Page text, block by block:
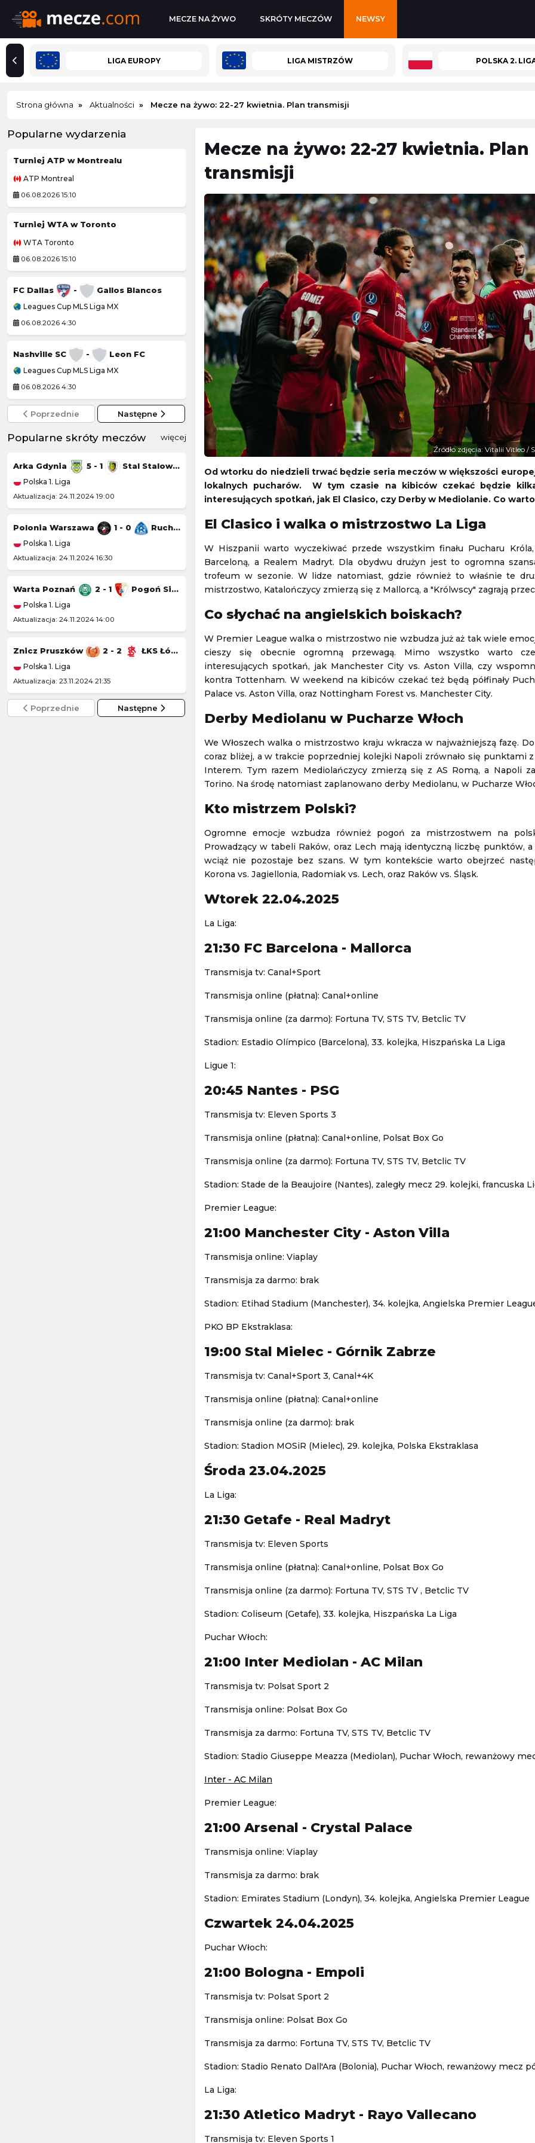
MECZE NA ŻYWO SKRÓTY MECZÓW NEWSY
LIGA EUROPY LIGA MISTRZÓW POLSKA 2.
Strona główna Aktualności Mecze na żywo: 22-27 kwietnia. Plan transmisji
Popularne wydarzenia
Turniej ATP w Montrealu
ATP Montreal
06.08.2026 15:10
Turniej WTA w Toronto
WTA Toronto
06.08.2026 15:10
FC Dallas - Gallos Blancos
Leagues Cup MLS Liga MX
06.08.2026 4:30
Nashville SC - Leon FC
Leagues Cup MLS Liga MX
06.08.2026 4:30
Leagues Cup MLS Liga MX
06.08.2026 6:00
Los Angeles FC - Chivas Guadalajara
Leagues Cup MLS Liga MX
06.08.2026 6:30
Grand Prix PLS
Liga Siatkówki Kobiet
06.08.2026 20:00
Turniej ATP Challenger w Grodzisku Mazowieckim
Challenger Grodzisk Mazowiecki
06.08.2026 23:00
06.08.2026 23:00
Turniej ATP Challenger w Hagen
Challenger Hagen
07.08.2026 0:00
Tour de Pologne
Kolarstwo
06.08.2026 19:50
Tour de France (kobiety)
Kolarstwo
06.08.2026 21:45
Poprzednie Następne
Popularne skróty meczów więcej
Arka Gdynia 5 - 1 Stal Stalowa Wola
Polska 1. Liga
Aktualizacja: 24.11.2024 19:00
Polonia Warszawa 1 - 0 Ruch Chorzów
Polska 1. Liga
Aktualizacja: 24.11.2024 16:30
Warta Poznań 2 - 1 Pogoń Siedlce
Polska 1. Liga
Aktualizacja: 24.11.2024 14:00
Znicz Pruszków 2 - 2 ŁKS Łódź
Polska 1. Liga
Aktualizacja: 23.11.2024 21:35
2 - 2
Polska 1. Liga
Aktualizacja: 23.11.2024 19:30
Chrobry Głogów 1 - 1 Odra Opole
Polska 1. Liga
Aktualizacja: 23.11.2024 16:30
Wisła Kraków 1 - 1 Stal Rzeszów
Aktualizacja: 22.11.2024 22:30
Kotwica Kołobrzeg 0 - 5 Bruk-Bet Termalica Nieciecza
Polska 1. Liga
Aktualizacja: 22.11.2024 20:00
Górnik Zabrze 1 - 0 Piast Gliwice
Polska Ekstraklasa
Aktualizacja: 24.11.2024 19:30
Radomiak Radom 1 - 2
Polska Ekstraklasa
Aktualizacja: 24.11.2024 14:15
Raków Częstochowa 1 - 1 Korona Kielce
Aktualizacja: 24.11.2024 16:45
Legia Warszawa 3 - 2 Cracovia
Polska Ekstraklasa
Aktualizacja: 23.11.2024 22:15
Poprzednie Następne
Mecze na żywo: 22-27 kwietnia. Plan
transmisji
Źródło zdjęcia: Vitalii Vitleo /
Od wtorku do niedzieli trwać będzie seria meczów w większości
lokalnych pucharów. W tym czasie na kibiców czekać będzie
interesujących spotkań, jak El Clasico, czy Derby w Mediolanie. Co
El Clasico i walka o mistrzostwo La Liga
W Hiszpanii warto wyczekiwać przede wszystkim finału Pucharu
Barceloną, a Realem Madryt. Dla obydwu drużyn jest to ogromna
trofeum w sezonie. W lidze natomiast, gdzie również to właśnie te
mistrzostwo, Katalończycy zmierzą się z Mallorcą, a "Królwscy" zagrają
Co słychać na angielskich boiskach?
W Premier League walka o mistrzostwo nie wzbudza już aż tak wiele
cieszy się obecnie ogromną przewagą. Mimo wszystko warto
interesujących spotkań, jak Manchester City vs. Aston Villa, czy
kontra Tottenham. W weekend na kibiców czekać też będą półfinały
Palace vs. Aston Villa, oraz Nottingham Forest vs. Manchester City.
Derby Mediolanu w Pucharze Włoch
We Włoszech walka o mistrzostwo kraju wkracza w najważniejszą fazę.
coraz bliżej, a w trakcie poprzedniej kolejki Napoli zrównało się punktami
Interem. Tym razem Mediolańczycy zmierzą się z AS Romą, a Napoli
Torino. Na środę natomiast zaplanowano derby Mediolanu, w Pucharze
Kto mistrzem Polski?
Ogromne emocje wzbudza również pogoń za mistrzostwem na
Prowadzący w tabeli Raków, oraz Lech mają identyczną liczbę punktów,
wciąż nie pozostaje bez szans. W tym kontekście warto obejrzeć
Korona vs. Jagiellonia, Radomiak vs. Lech, oraz Raków vs. Śląsk.
Wtorek 22.04.2025
La Liga:
21:30 FC Barcelona - Mallorca
Transmisja tv: Canal+Sport
Transmisja online (płatna): Canal+online
Transmisja online (za darmo): Fortuna TV, STS TV, Betclic TV
Stadion: Estadio Olímpico (Barcelona), 33. kolejka, Hiszpańska La Liga
Ligue 1:
20:45 Nantes - PSG
Transmisja tv: Eleven Sports 3
Transmisja online (płatna): Canal+online, Polsat Box Go
Transmisja online (za darmo): Fortuna TV, STS TV, Betclic TV
Stadion: Stade de la Beaujoire (Nantes), zaległy mecz 29. kolejki, francuska
Premier League:
21:00 Manchester City - Aston Villa
Transmisja online: Viaplay
Transmisja za darmo: brak
Stadion: Etihad Stadium (Manchester), 34. kolejka, Angielska Premier
PKO BP Ekstraklasa:
19:00 Stal Mielec - Górnik Zabrze
Transmisja tv: Canal+Sport 3, Canal+4K
Transmisja online (płatna): Canal+online
Transmisja online (za darmo): brak
Stadion: Stadion MOSiR (Mielec), 29. kolejka, Polska Ekstraklasa
Środa 23.04.2025
La Liga:
21:30 Getafe - Real Madryt
Transmisja tv: Eleven Sports
Transmisja online (płatna): Canal+online, Polsat Box Go
Transmisja online (za darmo): Fortuna TV, STS TV , Betclic TV
Stadion: Coliseum (Getafe), 33. kolejka, Hiszpańska La Liga
Puchar Włoch:
21:00 Inter Mediolan - AC Milan
Transmisja tv: Polsat Sport 2
Transmisja online: Polsat Box Go
Transmisja za darmo: Fortuna TV, STS TV, Betclic TV
Stadion: Stadio Giuseppe Meazza (Mediolan), Puchar Włoch, rewanżowy
Inter - AC Milan
Premier League:
21:00 Arsenal - Crystal Palace
Transmisja online: Viaplay
Transmisja za darmo: brak
Stadion: Emirates Stadium (Londyn), 34. kolejka, Angielska Premier League
Czwartek 24.04.2025
Puchar Włoch:
21:00 Bologna - Empoli
Transmisja tv: Polsat Sport 2
Transmisja online: Polsat Box Go
Transmisja za darmo: Fortuna TV, STS TV, Betclic TV
Stadion: Stadio Renato Dall'Ara (Bolonia), Puchar Włoch, rewanżowy mecz
La Liga:
21:30 Atletico Madryt - Rayo Vallecano
Transmisja tv: Eleven Sports 1